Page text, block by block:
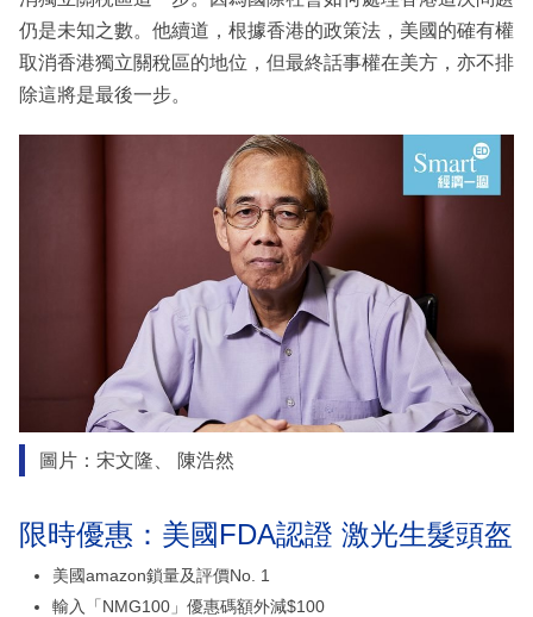
仍是未知之數。他續道，根據香港的政策法，美國的確有權
取消香港獨立關稅區的地位，但最終話事權在美方，亦不排
除這將是最後一步。
圖片：宋文隆、 陳浩然
限時優惠：美國FDA認證 激光生髮頭盔
美國amazon鎖量及評價No. 1
輸入「NMG100」優惠碼額外減$100